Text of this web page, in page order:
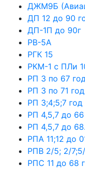
ДЖМ9Б
ДП 12 до 90
ДП-1П до 90г
РВ-5А
РГК 15
РКМ-1 с ПЛи
РП 3 по 67
РП 3 по 71 год
РП 3;4;5;7
РП 4,5,7 до 66
РП 4,5,7 до
РПА 11;12 до
РПВ 2/5; 2/
РПС 11 до 68